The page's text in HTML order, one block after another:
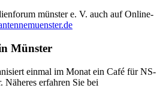
münster e. V. auch auf Online-
Münster
einmal im Monat ein Café für NS-
Näheres erfahren Sie bei